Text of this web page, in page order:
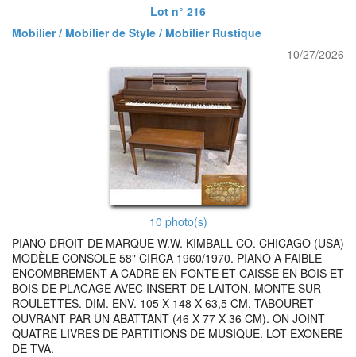
Lot n° 216
Mobilier / Mobilier de Style / Mobilier Rustique
10/27/2026
10 photo(s)
PIANO DROIT DE MARQUE W.W. KIMBALL CO. CHICAGO (USA)
MODÈLE CONSOLE 58" CIRCA 1960/1970. PIANO A FAIBLE
ENCOMBREMENT A CADRE EN FONTE ET CAISSE EN BOIS ET
BOIS DE PLACAGE AVEC INSERT DE LAITON. MONTE SUR
ROULETTES. DIM. ENV. 105 X 148 X 63,5 CM. TABOURET
OUVRANT PAR UN ABATTANT (46 X 77 X 36 CM). ON JOINT
QUATRE LIVRES DE PARTITIONS DE MUSIQUE. LOT EXONERE
DE TVA.